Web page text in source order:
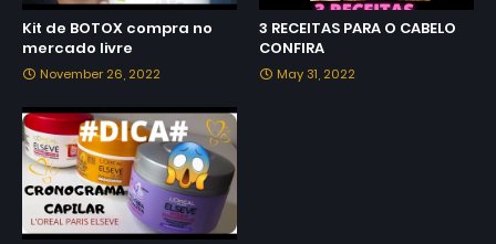
Kit de BOTOX compra no
mercado livre
November 26, 2022
3 RECEITAS PARA O CABELO
CONFIRA
May 31, 2022